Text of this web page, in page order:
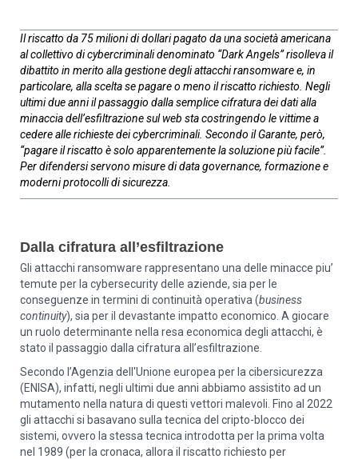
Il riscatto da 75 milioni di dollari pagato da una società americana
al collettivo di cybercriminali denominato “Dark Angels” risolleva il
dibattito in merito alla gestione degli attacchi ransomware e, in
particolare, alla scelta se pagare o meno il riscatto richiesto. Negli
ultimi due anni il passaggio dalla semplice cifratura dei dati alla
minaccia dell’esfiltrazione sul web sta costringendo le vittime a
cedere alle richieste dei cybercriminali. Secondo il Garante, però,
“pagare il riscatto è solo apparentemente la soluzione più facile”.
Per difendersi servono misure di data governance, formazione e
moderni protocolli di sicurezza.
Dalla cifratura all’esfiltrazione
Gli attacchi ransomware rappresentano una delle minacce piu’
temute per la cybersecurity delle aziende, sia per le
conseguenze in termini di continuità operativa (business
continuity), sia per il devastante impatto economico. A giocare
un ruolo determinante nella resa economica degli attacchi, è
stato il passaggio dalla cifratura all’esfiltrazione.
Secondo l’Agenzia dell'Unione europea per la cibersicurezza
(ENISA), infatti, negli ultimi due anni abbiamo assistito ad un
mutamento nella natura di questi vettori malevoli. Fino al 2022
gli attacchi si basavano sulla tecnica del cripto-blocco dei
sistemi, ovvero la stessa tecnica introdotta per la prima volta
nel 1989 (per la cronaca, allora il riscatto richiesto per